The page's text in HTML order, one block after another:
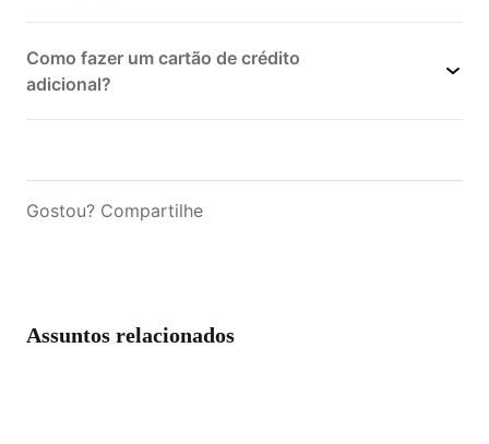
Como fazer um cartão de crédito
adicional?
3003-4070
Gostou? Compartilhe
Assuntos relacionados